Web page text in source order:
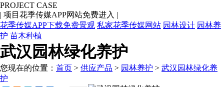
PROJECT CASE
| 项目花季传媒APP网站免费进入 |
花季传媒APP下载免费景观 私家花季传媒网站 园林设计 园林养
护 苗木种植
武汉园林绿化养护
您现在的位置： 首页 > 供应产品 > 园林养护 > 武汉园林绿化养
护